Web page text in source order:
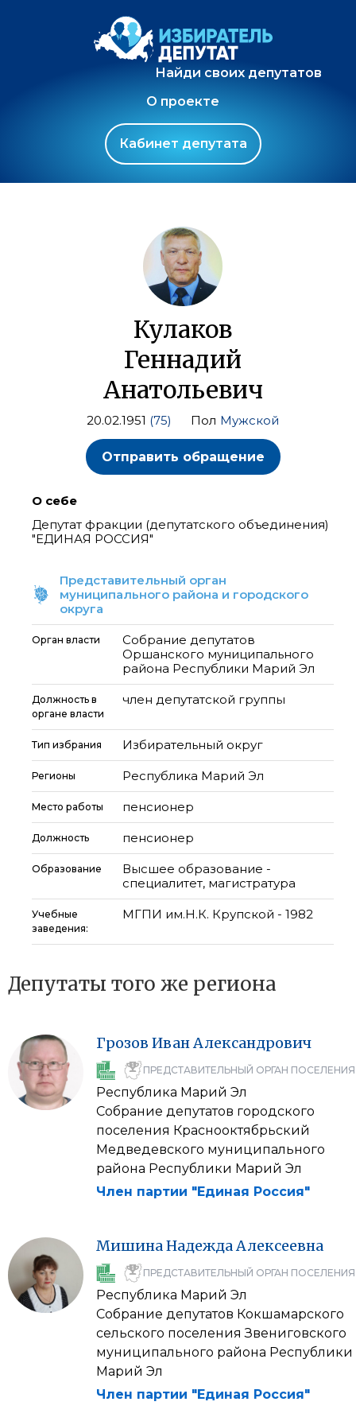
Найди своих депутатов
О проекте
Кабинет депутата
Кулаков
Геннадий
Анатольевич
20.02.1951 (75) Пол Мужской
Отправить обращение
О себе
Депутат фракции (депутатского объединения)
"ЕДИНАЯ РОССИЯ"
Представительный орган
муниципального района и городского
округа
Орган власти
Собрание депутатов
Оршанского муниципального
района Республики Марий Эл
Должность в
органе власти
член депутатской группы
Тип избрания Избирательный округ
Регионы Республика Марий Эл
Место работы пенсионер
Должность пенсионер
Образование
Высшее образование -
специалитет, магистратура
Учебные
заведения:
МГПИ им.Н.К. Крупской - 1982
Депутаты того же региона
Грозов ИванАлександрович
ПРЕДСТАВИТЕЛЬНЫЙ ОРГАН ПОСЕЛЕНИЯ
Республика Марий Эл
Собрание депутатов городского
поселения Краснооктябрьский
Медведевского муниципального
района Республики Марий Эл
Член партии "Единая Россия"
МишинаНадеждаАлексеевна
ПРЕДСТАВИТЕЛЬНЫЙ ОРГАН ПОСЕЛЕНИЯ
Республика Марий Эл
Собрание депутатов Кокшамарского
сельского поселения Звениговского
муниципального района Республики
Марий Эл
Член партии "Единая Россия"